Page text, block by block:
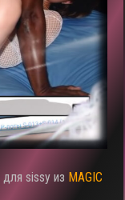
для sissy из MAGIC